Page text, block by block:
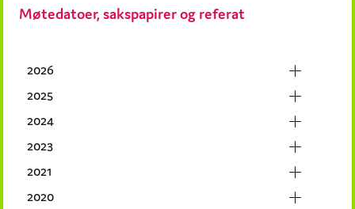
Møtedatoer, sakspapirer og referat
2026
2025
2024
2023
2021
2020